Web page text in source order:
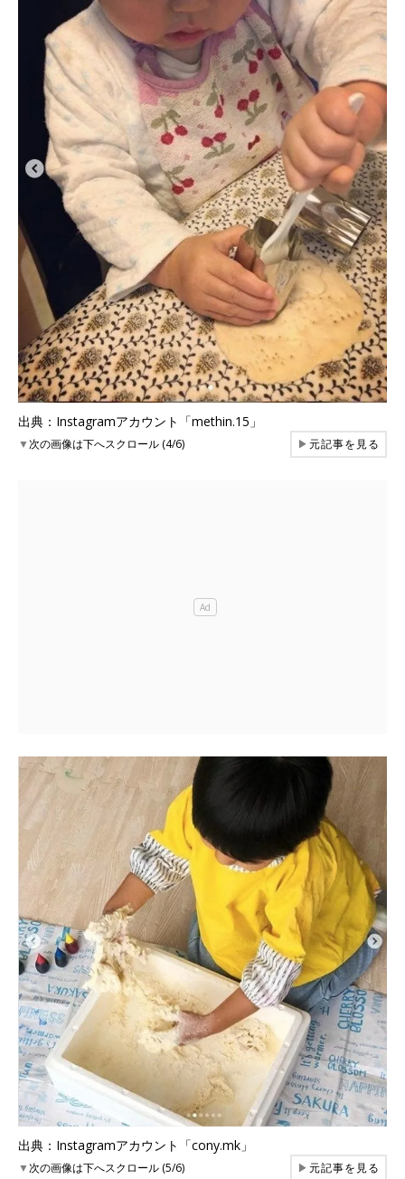
出典：Instagramアカウント「methin.15」
▼次の画像は下へスクロール (4/6) ▶元記事を見る
出典：Instagramアカウント「cony.mk」
▼次の画像は下へスクロール (5/6) ▶元記事を見る